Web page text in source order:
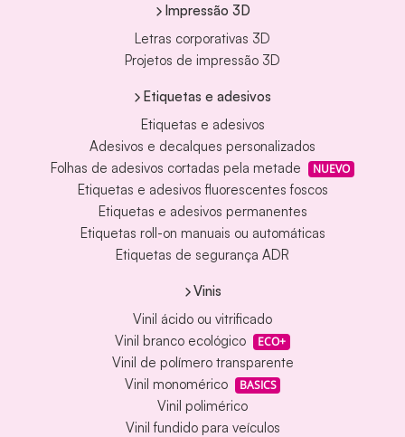
Impressão 3D
Letras corporativas 3D
Projetos de impressão 3D
Etiquetas e adesivos
Etiquetas e adesivos
Adesivos e decalques personalizados
Folhas de adesivos cortadas pela metade
NUEVO
Etiquetas e adesivos fluorescentes foscos
Etiquetas e adesivos permanentes
Etiquetas roll-on manuais ou automáticas
Etiquetas de segurança ADR
Vinis
Vinil ácido ou vitrificado
Vinil branco ecológico
ECO+
Vinil de polímero transparente
Vinil monomérico
BASICS
Vinil polimérico
Vinil fundido para veículos